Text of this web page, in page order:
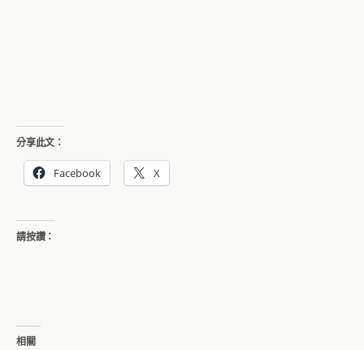
分享此文：
Facebook X
請按讚：
相關